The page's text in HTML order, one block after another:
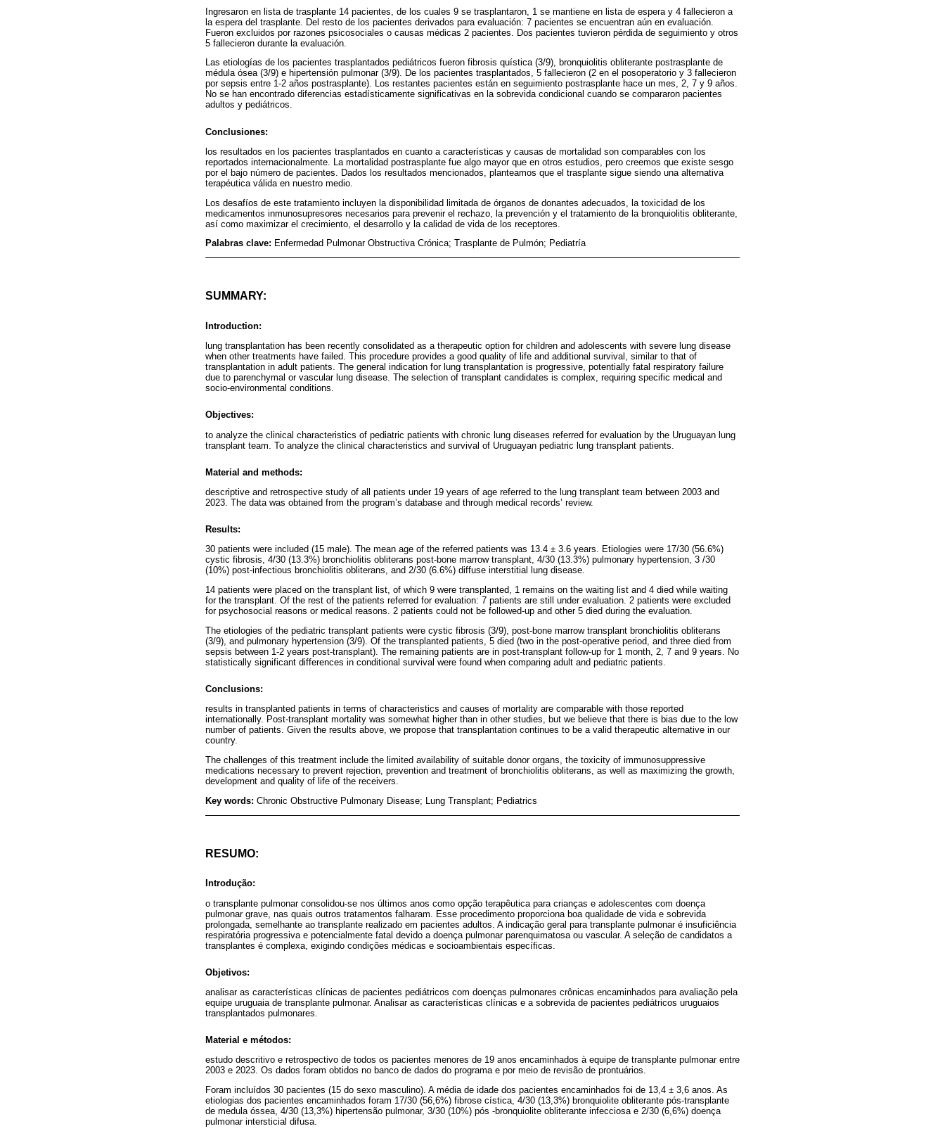
Ingresaron en lista de trasplante 14 pacientes, de los cuales 9 se trasplantaron, 1 se mantiene en lista de espera y 4 fallecieron a
la espera del trasplante. Del resto de los pacientes derivados para evaluación: 7 pacientes se encuentran aún en evaluación.
Fueron excluidos por razones psicosociales o causas médicas 2 pacientes. Dos pacientes tuvieron pérdida de seguimiento y otros
5 fallecieron durante la evaluación.
Las etiologías de los pacientes trasplantados pediátricos fueron fibrosis quística (3/9), bronquiolitis obliterante postrasplante de
médula ósea (3/9) e hipertensión pulmonar (3/9). De los pacientes trasplantados, 5 fallecieron (2 en el posoperatorio y 3 fallecieron
por sepsis entre 1-2 años postrasplante). Los restantes pacientes están en seguimiento postrasplante hace un mes, 2, 7 y 9 años.
No se han encontrado diferencias estadísticamente significativas en la sobrevida condicional cuando se compararon pacientes
adultos y pediátricos.
Conclusiones:
los resultados en los pacientes trasplantados en cuanto a características y causas de mortalidad son comparables con los
reportados internacionalmente. La mortalidad postrasplante fue algo mayor que en otros estudios, pero creemos que existe sesgo
por el bajo número de pacientes. Dados los resultados mencionados, planteamos que el trasplante sigue siendo una alternativa
terapéutica válida en nuestro medio.
Los desafíos de este tratamiento incluyen la disponibilidad limitada de órganos de donantes adecuados, la toxicidad de los
medicamentos inmunosupresores necesarios para prevenir el rechazo, la prevención y el tratamiento de la bronquiolitis obliterante,
así como maximizar el crecimiento, el desarrollo y la calidad de vida de los receptores.
Palabras clave: Enfermedad Pulmonar Obstructiva Crónica; Trasplante de Pulmón; Pediatría
SUMMARY:
Introduction:
lung transplantation has been recently consolidated as a therapeutic option for children and adolescents with severe lung disease
when other treatments have failed. This procedure provides a good quality of life and additional survival, similar to that of
transplantation in adult patients. The general indication for lung transplantation is progressive, potentially fatal respiratory failure
due to parenchymal or vascular lung disease. The selection of transplant candidates is complex, requiring specific medical and
socio-environmental conditions.
Objectives:
to analyze the clinical characteristics of pediatric patients with chronic lung diseases referred for evaluation by the Uruguayan lung
transplant team. To analyze the clinical characteristics and survival of Uruguayan pediatric lung transplant patients.
Material and methods:
descriptive and retrospective study of all patients under 19 years of age referred to the lung transplant team between 2003 and
2023. The data was obtained from the program’s database and through medical records’ review.
Results:
30 patients were included (15 male). The mean age of the referred patients was 13.4 ± 3.6 years. Etiologies were 17/30 (56.6%)
cystic fibrosis, 4/30 (13.3%) bronchiolitis obliterans post-bone marrow transplant, 4/30 (13.3%) pulmonary hypertension, 3 /30
(10%) post-infectious bronchiolitis obliterans, and 2/30 (6.6%) diffuse interstitial lung disease.
14 patients were placed on the transplant list, of which 9 were transplanted, 1 remains on the waiting list and 4 died while waiting
for the transplant. Of the rest of the patients referred for evaluation: 7 patients are still under evaluation. 2 patients were excluded
for psychosocial reasons or medical reasons. 2 patients could not be followed-up and other 5 died during the evaluation.
The etiologies of the pediatric transplant patients were cystic fibrosis (3/9), post-bone marrow transplant bronchiolitis obliterans
(3/9), and pulmonary hypertension (3/9). Of the transplanted patients, 5 died (two in the post-operative period, and three died from
sepsis between 1-2 years post-transplant). The remaining patients are in post-transplant follow-up for 1 month, 2, 7 and 9 years. No
statistically significant differences in conditional survival were found when comparing adult and pediatric patients.
Conclusions:
results in transplanted patients in terms of characteristics and causes of mortality are comparable with those reported
internationally. Post-transplant mortality was somewhat higher than in other studies, but we believe that there is bias due to the low
number of patients. Given the results above, we propose that transplantation continues to be a valid therapeutic alternative in our
country.
The challenges of this treatment include the limited availability of suitable donor organs, the toxicity of immunosuppressive
medications necessary to prevent rejection, prevention and treatment of bronchiolitis obliterans, as well as maximizing the growth,
development and quality of life of the receivers.
Key words: Chronic Obstructive Pulmonary Disease; Lung Transplant; Pediatrics
RESUMO:
Introdução:
o transplante pulmonar consolidou-se nos últimos anos como opção terapêutica para crianças e adolescentes com doença
pulmonar grave, nas quais outros tratamentos falharam. Esse procedimento proporciona boa qualidade de vida e sobrevida
prolongada, semelhante ao transplante realizado em pacientes adultos. A indicação geral para transplante pulmonar é insuficiência
respiratória progressiva e potencialmente fatal devido a doença pulmonar parenquimatosa ou vascular. A seleção de candidatos a
transplantes é complexa, exigindo condições médicas e socioambientais específicas.
Objetivos:
analisar as características clínicas de pacientes pediátricos com doenças pulmonares crônicas encaminhados para avaliação pela
equipe uruguaia de transplante pulmonar. Analisar as características clínicas e a sobrevida de pacientes pediátricos uruguaios
transplantados pulmonares.
Material e métodos:
estudo descritivo e retrospectivo de todos os pacientes menores de 19 anos encaminhados à equipe de transplante pulmonar entre
2003 e 2023. Os dados foram obtidos no banco de dados do programa e por meio de revisão de prontuários.
Foram incluídos 30 pacientes (15 do sexo masculino). A média de idade dos pacientes encaminhados foi de 13,4 ± 3,6 anos. As
etiologias dos pacientes encaminhados foram 17/30 (56,6%) fibrose cística, 4/30 (13,3%) bronquiolite obliterante pós-transplante
de medula óssea, 4/30 (13,3%) hipertensão pulmonar, 3/30 (10%) pós -bronquiolite obliterante infecciosa e 2/30 (6,6%) doença
pulmonar intersticial difusa.